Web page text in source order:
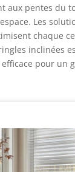
aux pentes du
Les
chaque
inclinées
pour un